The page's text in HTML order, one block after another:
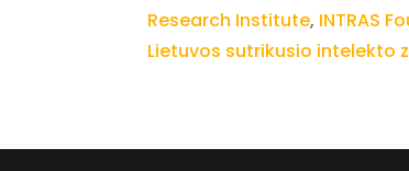
Research Institute, INTRAS
Lietuvos sutrikusio intelekto